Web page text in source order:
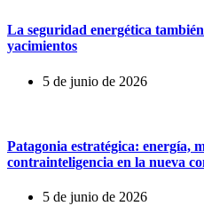
La seguridad energética
yacimientos
5 de junio de 2026
Patagonia estratégica: energía,
contrainteligencia en la nueva
5 de junio de 2026